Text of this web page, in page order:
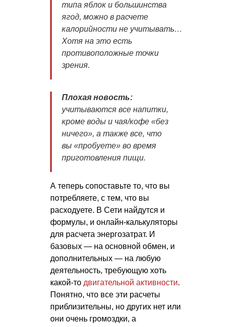
типа яблок и большинства
ягод, можно в расчете
калорийности не учитывать…
Хотя на это есть
противоположные точки
зрения.
Плохая новость:
учитываются все напитки,
кроме воды и чая/кофе «без
ничего», а также все, что
вы «пробуете» во время
приготовления пищи.
А теперь сопоставьте то, что вы
потребляете, с тем, что вы
расходуете. В Сети найдутся и
формулы, и онлайн-калькуляторы
для расчета энергозатрат. И
базовых — на основной обмен, и
дополнительных — на любую
деятельность, требующую хоть
какой-то двигательной активности.
Понятно, что все эти расчеты
приблизительны, но других нет или
они очень громоздки, а